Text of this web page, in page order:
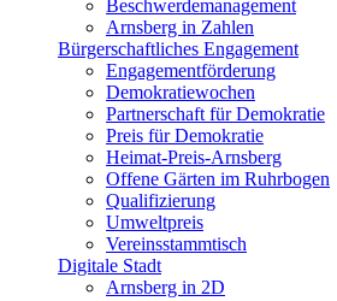
Beschwerdemanagement
Arnsberg in Zahlen
Bürgerschaftliches Engagement
Engagementförderung
Demokratiewochen
Partnerschaft für Demokratie
Preis für Demokratie
Heimat-Preis-Arnsberg
Offene Gärten im Ruhrbogen
Qualifizierung
Umweltpreis
Vereinsstammtisch
Digitale Stadt
Arnsberg in 2D